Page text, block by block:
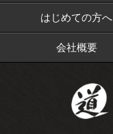
はじめての方へ
会社概要